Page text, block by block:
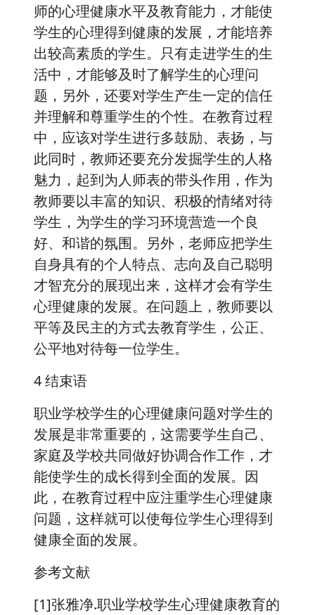
师的心理健康水平及教育能力，才能使
学生的心理得到健康的发展，才能培养
出较高素质的学生。只有走进学生的生
活中，才能够及时了解学生的心理问
题，另外，还要对学生产生一定的信任
并理解和尊重学生的个性。在教育过程
中，应该对学生进行多鼓励、表扬，与
此同时，教师还要充分发掘学生的人格
魅力，起到为人师表的带头作用，作为
教师要以丰富的知识、积极的情绪对待
学生，为学生的学习环境营造一个良
好、和谐的氛围。另外，老师应把学生
自身具有的个人特点、志向及自己聪明
才智充分的展现出来，这样才会有学生
心理健康的发展。在问题上，教师要以
平等及民主的方式去教育学生，公正、
公平地对待每一位学生。
4 结束语
职业学校学生的心理健康问题对学生的
发展是非常重要的，这需要学生自己、
家庭及学校共同做好协调合作工作，才
能使学生的成长得到全面的发展。因
此，在教育过程中应注重学生心理健康
问题，这样就可以使每位学生心理得到
健康全面的发展。
参考文献
[1]张雅净.职业学校学生心理健康教育的